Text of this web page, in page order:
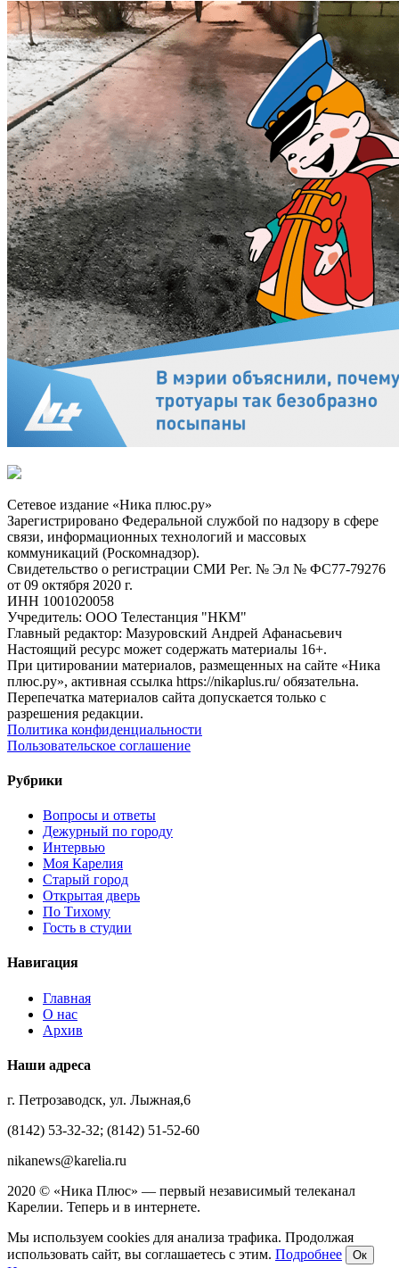
Сетевое издание «Ника плюс.ру»
Зарегистрировано Федеральной службой по надзору в сфере
связи, информационных технологий и массовых
коммуникаций (Роскомнадзор).
Свидетельство о регистрации СМИ Рег. № Эл № ФС77-79276
от 09 октября 2020 г.
ИНН 1001020058
Учредитель: ООО Телестанция "НКМ"
Главный редактор: Мазуровский Андрей Афанасьевич
Настоящий ресурс может содержать материалы 16+.
При цитировании материалов, размещенных на сайте «Ника
плюс.ру», активная ссылка https://nikaplus.ru/ обязательна.
Перепечатка материалов сайта допускается только с
разрешения редакции.
Политика конфиденциальности
Пользовательское соглашение
Рубрики
Вопросы и ответы
Дежурный по городу
Интервью
Моя Карелия
Старый город
Открытая дверь
По Тихому
Гость в студии
Навигация
Главная
О нас
Архив
Наши адреса
г. Петрозаводск, ул. Лыжная,6
(8142) 53-32-32; (8142) 51-52-60
nikanews@karelia.ru
2020 © «Ника Плюс» — первый независимый телеканал
Карелии. Теперь и в интернете.
Мы используем cookies для анализа трафика. Продолжая
использовать сайт, вы соглашаетесь с этим. Подробнее Ок